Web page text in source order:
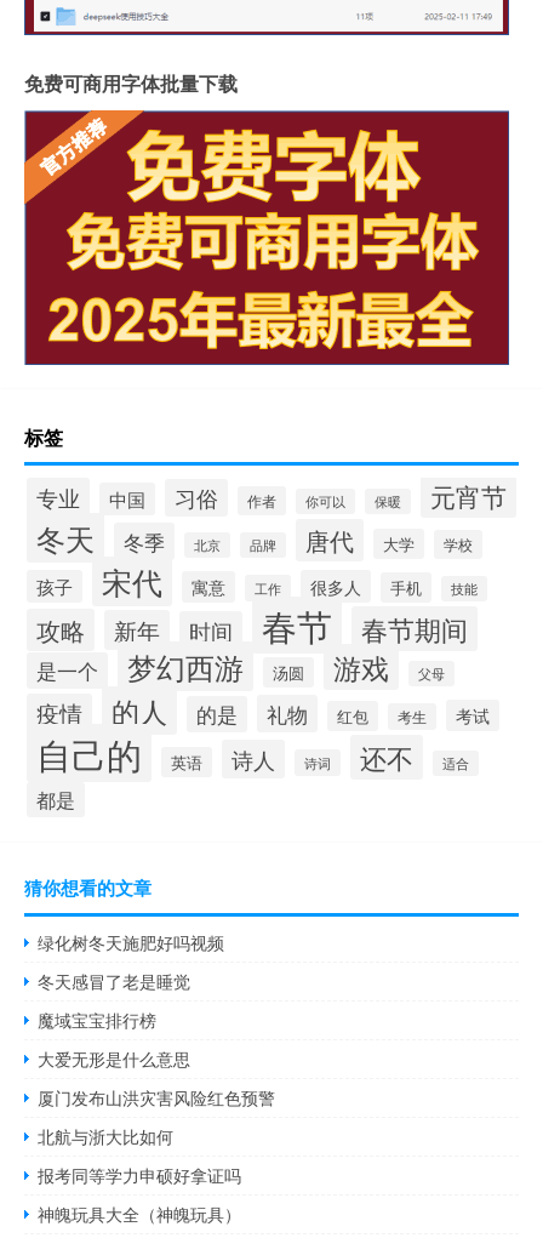
免费可商用字体批量下载
标签
专业 中国 习俗 作者 你可以 保暖 元宵节
冬天 冬季 北京 品牌 唐代 大学 学校
孩子 宋代 寓意 工作 很多人 手机 技能
攻略 新年 时间 春节 春节期间
是一个 梦幻西游 汤圆 游戏 父母
疫情 的人 的是 礼物 红包 考生 考试
自己的 英语 诗人 诗词 还不 适合
都是
猜你想看的文章
绿化树冬天施肥好吗视频
冬天感冒了老是睡觉
魔域宝宝排行榜
大爱无形是什么意思
厦门发布山洪灾害风险红色预警
北航与浙大比如何
报考同等学力申硕好拿证吗
神魄玩具大全（神魄玩具）